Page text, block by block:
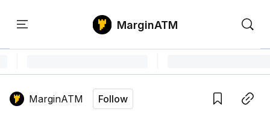
Home
MarginATM
MarginATM Follow